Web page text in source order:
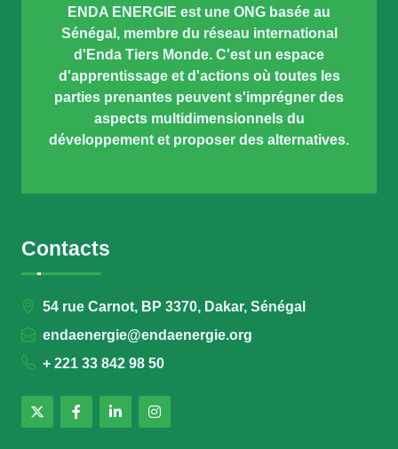
ENDA ENERGIE est une ONG basée au
Sénégal, membre du réseau international
d'Enda Tiers Monde. C'est un espace
d'apprentissage et d'actions où toutes les
parties prenantes peuvent s'imprégner des
aspects multidimensionnels du
développement et proposer des alternatives.
Contacts
54 rue Carnot, BP 3370, Dakar, Sénégal
endaenergie@endaenergie.org
+ 221 33 842 98 50